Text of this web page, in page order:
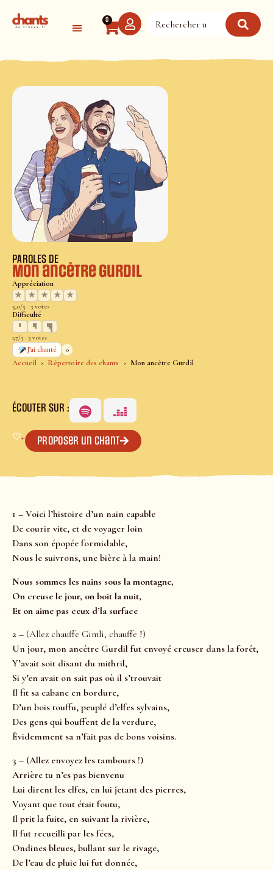
0
Accueil Répertoire des chants Mon ancêtre Gurdil
PAROLES DE
Mon ancêtre Gurdil
Appréciation
★
★ ★ ★ ★
5,0/5 · 3 votes
Difficulté
1,7/3 · 3 votes
J’ai chanté
0
ÉCOUTER SUR :
♡+ Proposer un chant
1 – Voici l’histoire d’un nain capable
De courir vite, et de voyager loin
Dans son épopée formidable,
Nous le suivrons, une bière à la main!
Nous sommes les nains sous la montagne,
On creuse le jour, on boit la nuit,
Et on aime pas ceux d’la surface
2 – (Allez chauffe Gimli, chauffe !)
Un jour, mon ancêtre Gurdil fut envoyé creuser dans la forêt,
Y’avait soit disant du mithril,
Si y’en avait on sait pas où il s’trouvait
Il fit sa cabane en bordure,
D’un bois touffu, peuplé d’elfes sylvains,
Des gens qui bouffent de la verdure,
Évidemment sa n’fait pas de bons voisins.
3 – (Allez envoyez les tambours !)
Arrière tu n’es pas bienvenu
Lui dirent les elfes, en lui jetant des pierres,
Voyant que tout était foutu,
Il prit la fuite, en suivant la rivière,
Il fut recueilli par les fées,
Ondines bleues, bullant sur le rivage,
De l’eau de pluie lui fut donnée,